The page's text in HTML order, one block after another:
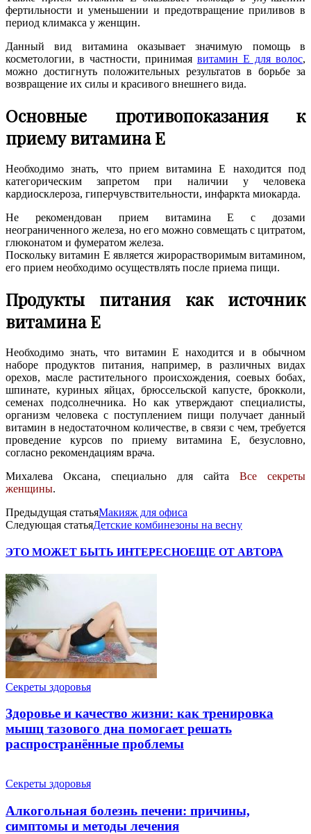
фертильности и уменьшении и предотвращение приливов в
период климакса у женщин.
Данный вид витамина оказывает значимую помощь в
косметологии, в частности, принимая витамин Е для волос,
можно достигнуть положительных результатов в борьбе за
возвращение их силы и красивого внешнего вида.
Основные противопоказания к
приему витамина E
Необходимо знать, что прием витамина E находится под
категорическим запретом при наличии у человека
кардиосклероза, гиперчувствительности, инфаркта миокарда.
Не рекомендован прием витамина E с дозами
неограниченного железа, но его можно совмещать с цитратом,
глюконатом и фумератом железа.
Поскольку витамин E является жирорастворимым витамином,
его прием необходимо осуществлять после приема пищи.
Продукты питания как источник
витамина E
Необходимо знать, что витамин E находится и в обычном
наборе продуктов питания, например, в различных видах
орехов, масле растительного происхождения, соевых бобах,
шпинате, куриных яйцах, брюссельской капусте, брокколи,
семенах подсолнечника. Но как утверждают специалисты,
организм человека с поступлением пищи получает данный
витамин в недостаточном количестве, в связи с чем, требуется
проведение курсов по приему витамина E, безусловно,
согласно рекомендациям врача.
Михалева Оксана, специально для сайта Все секреты
женщины.
Предыдущая статьяМакияж для офиса
Следующая статьяДетские комбинезоны на весну
ЭТО МОЖЕТ БЫТЬ ИНТЕРЕСНОЕЩЕ ОТ АВТОРА
Cекреты здоровья
Здоровье и качество жизни: как тренировка
мышц тазового дна помогает решать
распространённые проблемы
Cекреты здоровья
Алкогольная болезнь печени: причины,
симптомы и методы лечения